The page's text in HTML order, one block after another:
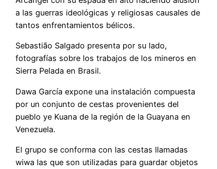
a las guerras ideológicas y religiosas causales de
tantos enfrentamientos bélicos.
Sebastião Salgado presenta por su lado,
fotografías sobre los trabajos de los mineros en
Sierra Pelada en Brasil.
Dawa García expone una instalación compuesta
por un conjunto de cestas provenientes del
pueblo ye Kuana de la región de la Guayana en
Venezuela.
El grupo se conforma con las cestas llamadas
wiwa las que son utilizadas para guardar objetos